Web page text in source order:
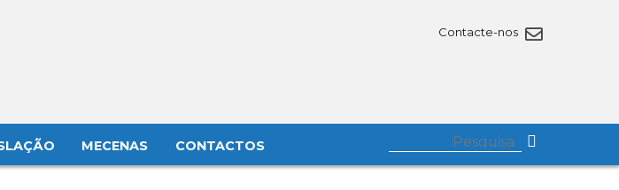
Contacte-nos
MECENAS CONTACTOS